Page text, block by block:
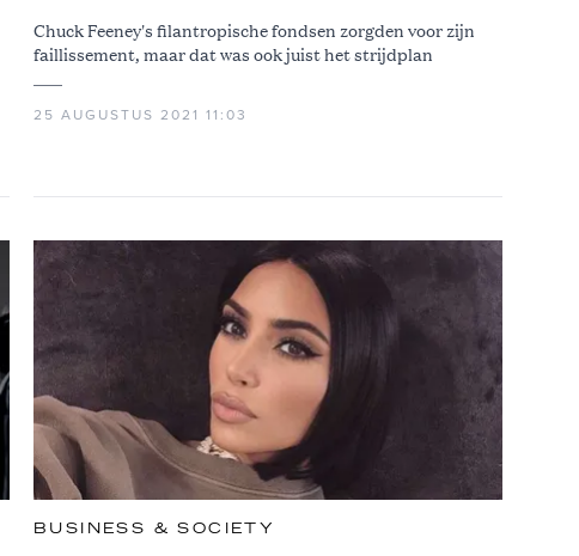
Chuck Feeney's filantropische fondsen zorgden voor zijn
faillissement, maar dat was ook juist het strijdplan
25 AUGUSTUS 2021 11:03
BUSINESS & SOCIETY